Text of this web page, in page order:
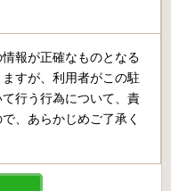
報が正確なものとなる
すが、利用者がこの駐
行う行為について、責
、あらかじめご了承く